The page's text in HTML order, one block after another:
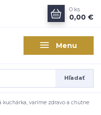
Menu
Hľadať
0 ks
0,00 €
kuchárka, varíme zdravo a chutne